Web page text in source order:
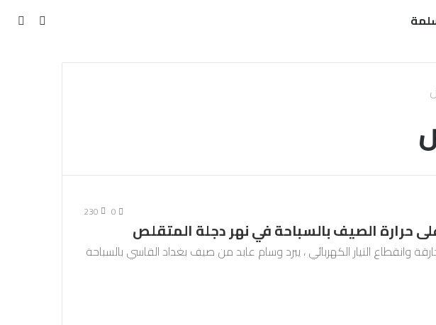
مقال
0
230
حرارة الصيف بالسباحة في نهر دجلة المتقلص
وانقطاع التيار الكهربائي ، يبرد وسام عابد من صيف بغداد القاسي بالسباحة